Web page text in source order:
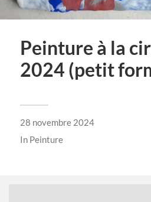
Peinture à la
2024 (petit
28 novembre 2024
In Peinture